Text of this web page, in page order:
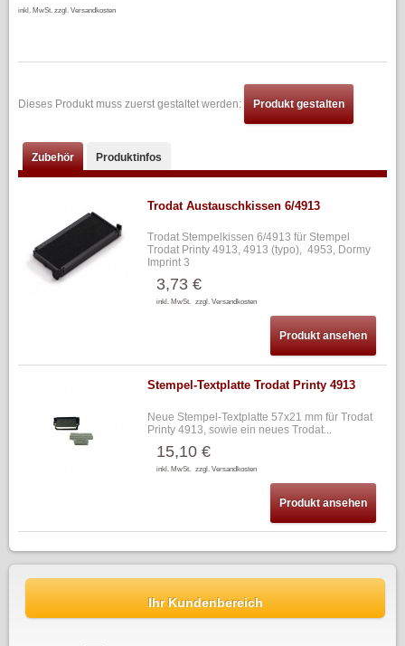
inkl. MwSt. zzgl. Versandkosten
Dieses Produkt muss zuerst gestaltet werden: Produkt gestalten
Zubehör Produktinfos
Trodat Austauschkissen 6/4913
Trodat Stempelkissen 6/4913 für Stempel
Trodat Printy 4913, 4913 (typo), 4953, Dormy
Imprint 3
3,73 €
inkl. MwSt. zzgl. Versandkosten
Produkt ansehen
Stempel-Textplatte Trodat Printy 4913
Neue Stempel-Textplatte 57x21 mm für Trodat
Printy 4913, sowie ein neues Trodat...
15,10 €
inkl. MwSt. zzgl. Versandkosten
Produkt ansehen
Ihr Kundenbereich